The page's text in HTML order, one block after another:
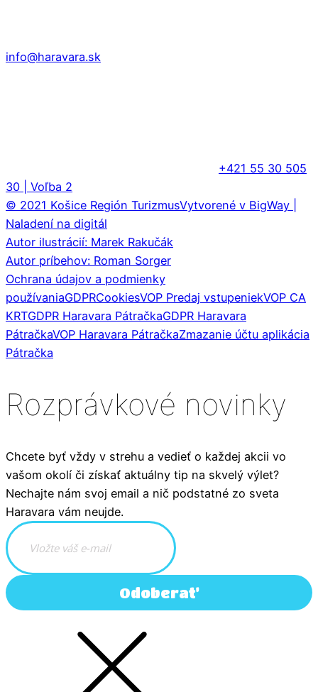
info@haravara.sk
+421 55 30 505
30 | Voľba 2
© 2021 Košice Región TurizmusVytvorené v BigWay |
Naladení na digitál
Autor ilustrácií: Marek Rakučák
Autor príbehov: Roman Sorger
Ochrana údajov a podmienky
používaniaGDPRCookiesVOP Predaj vstupeniekVOP CA
KRTGDPR Haravara PátračkaGDPR Haravara
PátračkaVOP Haravara PátračkaZmazanie účtu aplikácia
Pátračka
Rozprávkové novinky
Chcete byť vždy v strehu a vedieť o každej akcii vo
vašom okolí či získať aktuálny tip na skvelý výlet?
Nechajte nám svoj email a nič podstatné zo sveta
Haravara vám neujde.
Odoberať